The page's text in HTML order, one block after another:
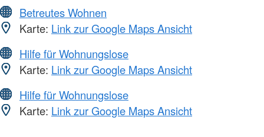
Betreutes Wohnen
Karte: Link zur Google Maps Ansicht
Hilfe für Wohnungslose
Karte: Link zur Google Maps Ansicht
Hilfe für Wohnungslose
Karte: Link zur Google Maps Ansicht